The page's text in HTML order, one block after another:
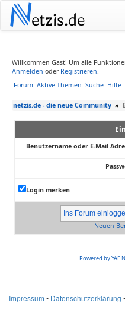
Netzis.de
Willkommen Gast! Um alle
Anmelden oder Registrieren.
Forum Aktive Themen Suche Hilfe
netzis.de - die neue Community »
Benutzername oder E-Mail
Login merken
Neuen
Powered by
Impressum • Datenschutzerklärung •